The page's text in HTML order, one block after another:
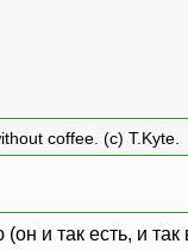
coffee. (c) T.Kyte.
и так есть, и